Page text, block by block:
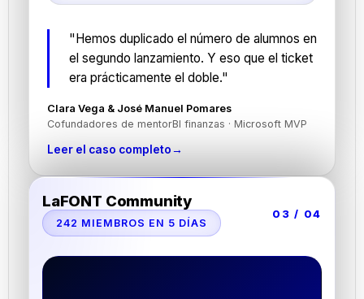
"Hemos duplicado el número de alumnos en
el segundo lanzamiento. Y eso que el ticket
era prácticamente el doble."
Clara Vega & José Manuel Pomares
Cofundadores de mentorBI finanzas · Microsoft MVP
Leer el caso completo→
LaFONT Community
242 MIEMBROS EN 5 DÍAS
03 / 04